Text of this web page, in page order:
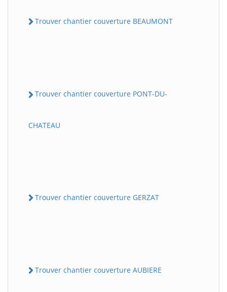
Trouver chantier couverture BEAUMONT
Trouver chantier couverture PONT-DU-
CHATEAU
Trouver chantier couverture GERZAT
Trouver chantier couverture AUBIERE